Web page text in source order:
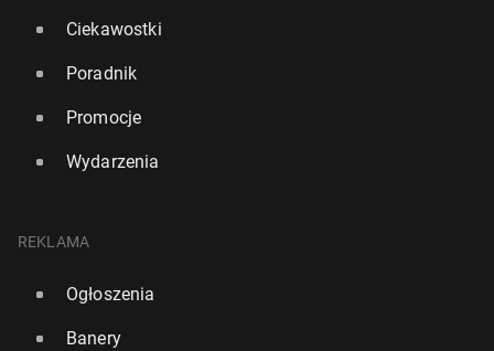
Ciekawostki
Poradnik
Promocje
Wydarzenia
REKLAMA
Ogłoszenia
Banery